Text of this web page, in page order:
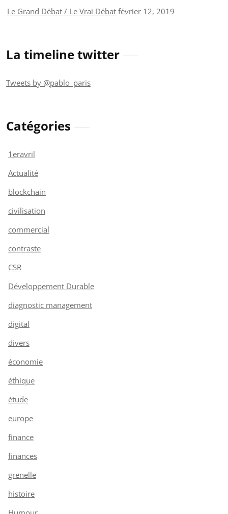
Le Grand Débat / Le Vrai Débat février 12, 2019
La timeline twitter
Tweets by @pablo_paris
Catégories
1eravril
Actualité
blockchain
civilisation
commercial
contraste
CSR
Développement Durable
diagnostic management
digital
divers
économie
éthique
étude
europe
finance
finances
grenelle
histoire